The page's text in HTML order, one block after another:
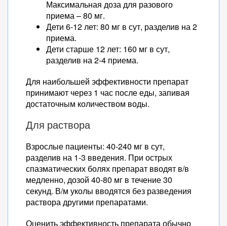
Максимальная доза для разового
приема – 80 мг.
Дети 6-12 лет: 80 мг в сут, разделив на 2
приема.
Дети старше 12 лет: 160 мг в сут,
разделив на 2-4 приема.
Для наибольшей эффективности препарат
принимают через 1 час после еды, запивая
достаточным количеством воды.
Для раствора
Взрослые пациенты: 40-240 мг в сут,
разделив на 1-3 введения. При острых
спазматических болях препарат вводят в/в
медленно, дозой 40-80 мг в течение 30
секунд. В/м уколы вводятся без разведения
раствора другими препаратами.
Оценить эффективность препарата обычно